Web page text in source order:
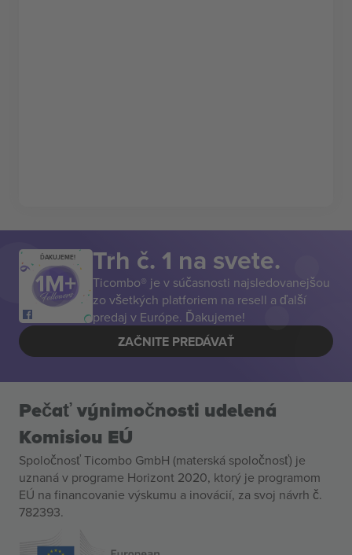
ĎAKUJEME! Trh č. 1 na svete.
Ticombo® je v súčasnosti najsledovanejšou
zo všetkých platforiem na resell a ďalší
predaj v Európe. Ďakujeme!
ZAČNITE PREDÁVAŤ
Pečať výnimočnosti udelená
Komisiou EÚ
Spoločnosť Ticombo GmbH (materská spoločnosť) je
uznaná v programe Horizont 2020, ktorý je programom
EÚ na financovanie výskumu a inovácií, za svoj návrh č.
782393.